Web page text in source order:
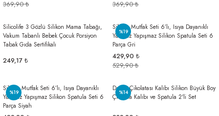
369,90 ₺
369,90 ₺
Silicolife 3 Gözlü Silikon Mama Tabağı,
Vakum Tabanlı Bebek Çocuk Porsiyon
Tabak Gıda Sertifikalı
249,17 ₺
%19
Silikon Mutfak Seti 6’lı, Isıya Dayanıklı
Yanmaz Yapışmaz Silikon Spatula Seti 6
Parça Gri
429,90 ₺
529,90 ₺
%19
Silikon Mutfak Seti 6’lı, Isıya Dayanıklı
Yanmaz Yapışmaz Silikon Spatula Seti 6
Parça Siyah
%14
Dubai Çikolatası Kalıbı Silikon Büyük Boy
Çikolata Kalıbı ve Spatula 2'li Set